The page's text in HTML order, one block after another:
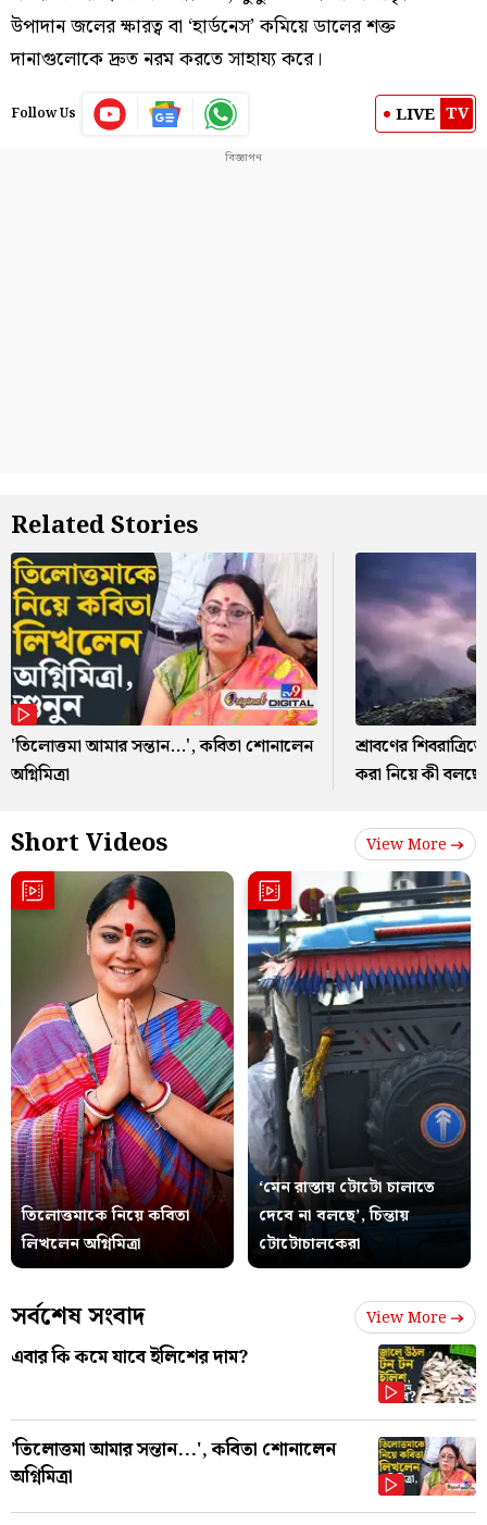
উপাদান জলের ক্ষারত্ব বা ‘হার্ডনেস’ কমিয়ে ডালের শক্ত
দানাগুলোকে দ্রুত নরম করতে সাহায্য করে।
Follow Us LIVE TV
Related Stories
'তিলোত্তমা আমার সন্তান...', কবিতা শোনালেন
অগ্নিমিত্রা
শ্রাবণের
করা নিয়ে কী বলছে
Short Videos View More
তিলোত্তমাকে নিয়ে কবিতা
লিখলেন অগ্নিমিত্রা
‘মেন রাস্তায় টোটো চালাতে
দেবে না বলছে’, চিন্তায়
টোটোচালকেরা
সর্বশেষ সংবাদ View More
এবার কি কমে যাবে ইলিশের দাম?
'তিলোত্তমা আমার সন্তান...', কবিতা শোনালেন
অগ্নিমিত্রা